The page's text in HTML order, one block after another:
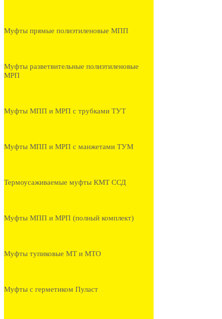
Муфты прямые полиэтиленовые МПП
Муфты разветвительные полиэтиленовые
МРП
Муфты МПП и МРП с трубками ТУТ
Муфты МПП и МРП с манжетами ТУМ
Термоусаживаемые муфты КМТ ССД
Муфты МПП и МРП (полный комплект)
Муфты тупиковые МТ и МТО
Муфты с герметиком Пуласт